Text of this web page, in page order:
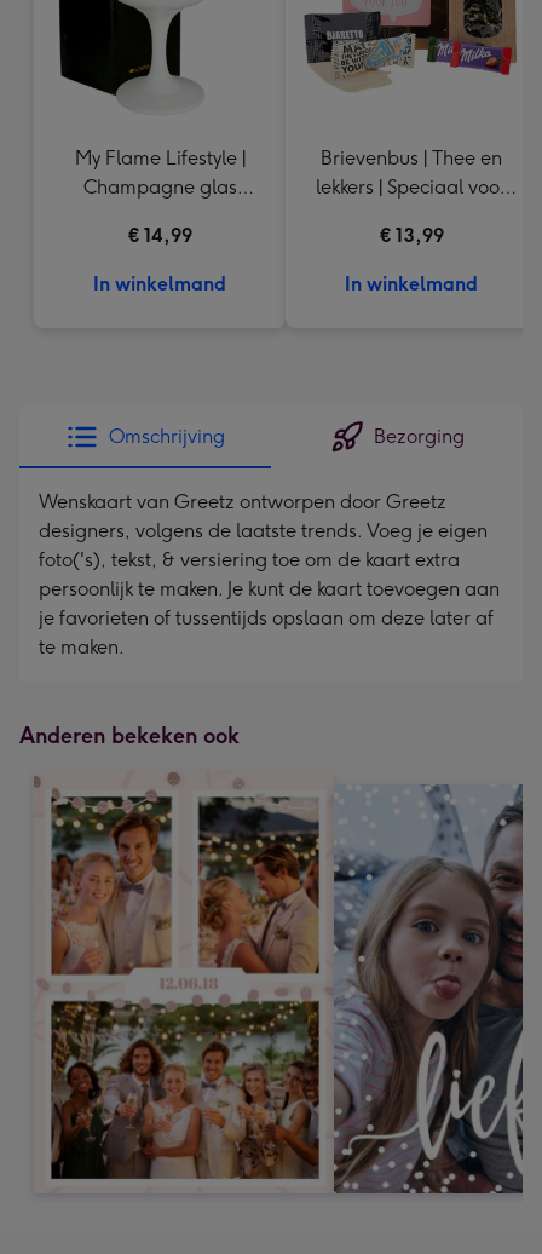
My Flame Lifestyle |
Champagne glas
Hooray
€ 14,99
In winkelmand
Brievenbus | Thee en
lekkers | Speciaal voor
€ 13,99
In winkelmand
Omschrijving Bezorging
Wenskaart van Greetz ontworpen door Greetz
designers, volgens de laatste trends. Voeg je eigen
foto('s), tekst, & versiering toe om de kaart extra
persoonlijk te maken. Je kunt de kaart toevoegen aan
je favorieten of tussentijds opslaan om deze later af
te maken.
Anderen bekeken ook